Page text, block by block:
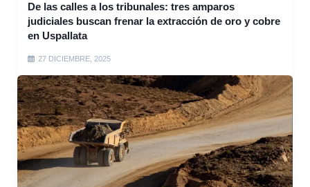
De las calles a los tribunales: tres amparos
judiciales buscan frenar la extracción de oro y cobre
en Uspallata
27 DICIEMBRE, 2025